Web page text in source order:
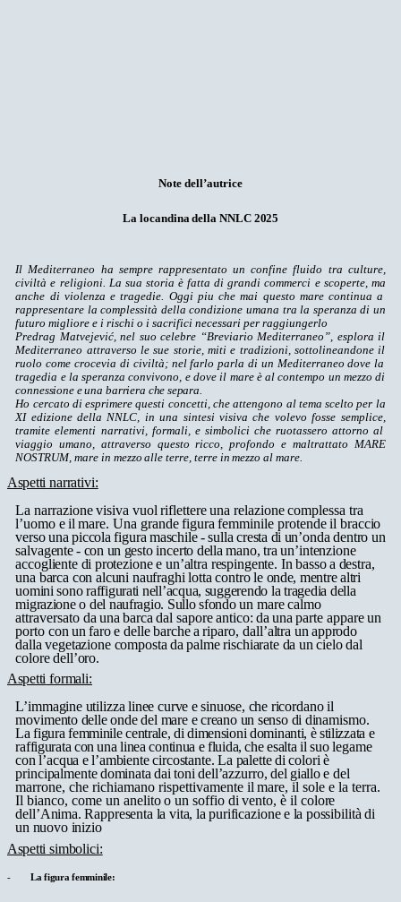
Note dell’autrice
La locandinadella NNLC 2025
Il Mediterraneo ha sempre rappresentato un confine fluido tra culture,
civiltà e religioni. La sua storia è fatta di grandi commerci e scoperte, ma
anche di violenza e tragedie. Oggi piu che mai questo mare continua a
rappresentare la complessità della condizione umana tra la speranza di un
futuro migliore e i rischi o i sacrifici necessari per raggiungerlo
Predrag Matvejević, nel suo celebre “Breviario Mediterraneo”, esplora il
Mediterraneo attraverso le sue storie, miti e tradizioni, sottolineandone il
ruolo come crocevia di civiltà; nel farlo parla di un Mediterraneo dove la
tragedia e la speranza convivono, e dove il mare è al contempo un mezzo di
connessione e una barriera che separa.
Ho cercato di esprimere questi concetti, che attengono al tema scelto per la
XI edizione della NNLC, in una sintesi visiva che volevo fosse semplice,
tramite elementi narrativi, formali, e simbolici che ruotassero attorno al
viaggio umano, attraverso questo ricco, profondo e maltrattato MARE
NOSTRUM, mare in mezzo alle terre, terre in mezzo al mare.
Aspetti narrativi:
La narrazione visiva vuol riflettere una relazione complessa tra
l’uomo e il mare. Una grande figura femminile protende ilbraccio
versouna piccola figura maschile -sulla cresta di un’onda dentro un
salvagente - con un gestoincerto della mano, tra un’intenzione
accogliente di protezione e un’altra respingente. In basso a destra,
una barca con alcuni naufraghi lotta controle onde, mentre altri
uomini sono raffigurati nell’acqua, suggerendo la tragedia della
migrazione o del naufragio. Sullo sfondoun mare calmo
attraversato da una barca dal sapore antico: da una parte appareun
porto con un faroe delle barchea riparo,dall’altra un approdo
dalla vegetazione composta da palme rischiarate da un cielo dal
colore dell’oro.
Aspetti formali:
L’immagine utilizza linee curve e sinuose, che ricordano il
movimento delle onde del mare e creano un senso di dinamismo.
La figura femminile centrale, di dimensioni dominanti, è stilizzata e
raffigurata con una linea continua e fluida, che esalta il suolegame
con l’acqua e l’ambiente circostante. La palette di colori è
principalmente dominata dai toni dell’azzurro, del gialloedel
marrone, che richiamano rispettivamente il mare, il sole e la terra.
Il bianco, come un anelito o un soffio di vento, è ilcolore
dell’Anima. Rappresenta la vita, la purificazione e la possibilità di
un nuovo inizio
Aspetti simbolici:
- La figura femminile: